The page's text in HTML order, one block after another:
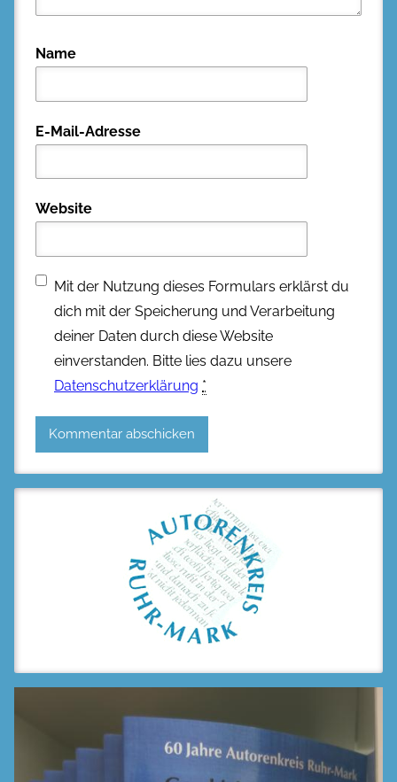
Name
E-Mail-Adresse
Website
Mit der Nutzung dieses Formulars erklärst du
dich mit der Speicherung und Verarbeitung
deiner Daten durch diese Website
einverstanden. Bitte lies dazu unsere
Datenschutzerklärung *